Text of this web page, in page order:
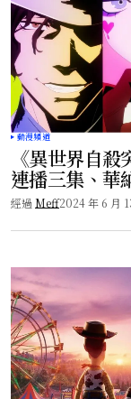
動漫頻道
《異世界自
連播三集、
造！
經過 Meff2024 年 6 月